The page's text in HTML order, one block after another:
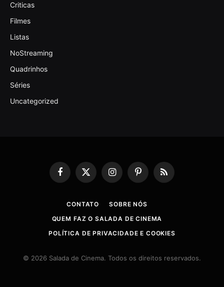
Criticas
Filmes
Listas
NoStreaming
Quadrinhos
Séries
Uncategorized
Facebook
X
(Twitter)
InstagramPinterestRSS
CONTATO
SOBRE NÓS
QUEM FAZ O SALADA DE CINEMA
POLÍTICA DE PRIVACIDADE E COOKIES
© 2026 Salada de Cinema. Todos os direitos reservados.